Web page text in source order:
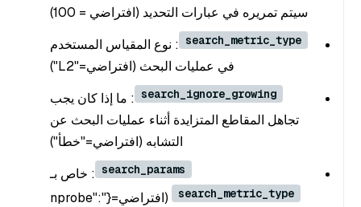
سيتم تمريره في عبارات التحديد (افتراضي = 100)
search_metric_type : نوع المقياس المستخدم
في عمليات البحث (افتراضي="L2")
search_ignore_growing : ما إذا كان يجب
تجاهل المقاطع المتزايدة أثناء عمليات البحث عن
التشابه (افتراضي="خطأ")
search_params : خاص بـ
search_metric_type
(افتراضي={"nprobe":